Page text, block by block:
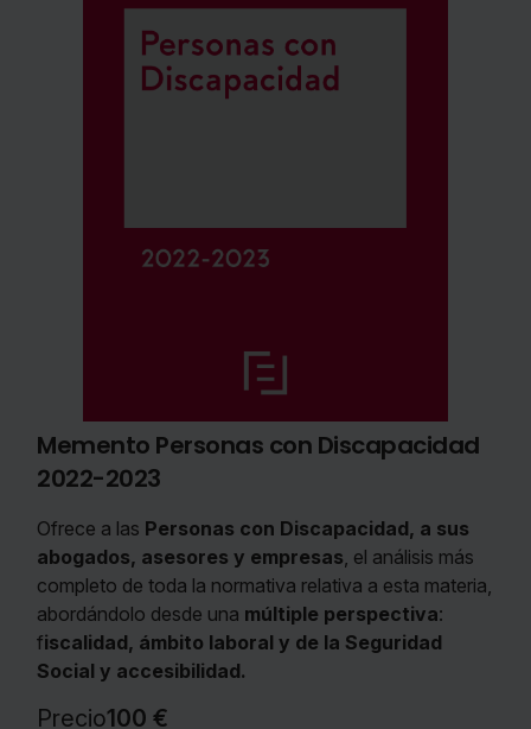
Memento Personas con Discapacidad
2022-2023
Ofrece a las Personas con Discapacidad, a sus
abogados, asesores y empresas , el análisis más
completo de toda la normativa relativa a esta materia,
abordándolo desde una múltiple perspectiva:
fiscalidad, ámbito laboral y de la Seguridad
Social y accesibilidad.
Precio100 €